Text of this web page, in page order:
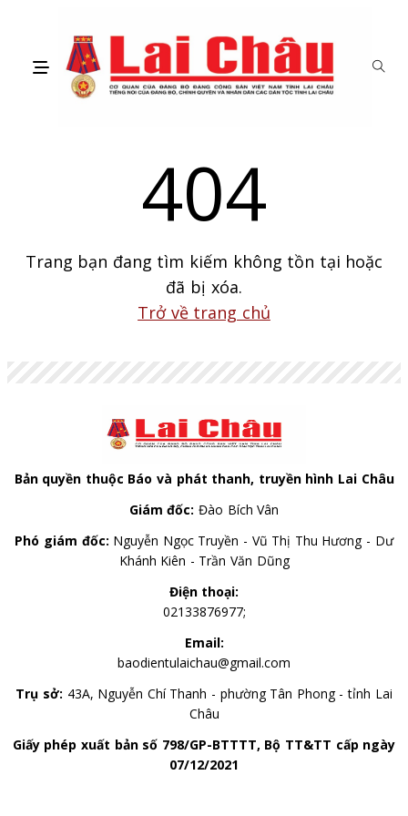
404
Trang bạn đang tìm kiếm không tồn tại hoặc
đã bị xóa.
Trở về trang chủ
Bản quyền thuộc Báo và phát thanh, truyền hình Lai Châu
Giám đốc: Đào Bích Vân
Phó giám đốc: Nguyễn Ngọc Truyền - Vũ Thị Thu Hương - Dư
Khánh Kiên - Trần Văn Dũng
Điện thoại:
02133876977;
Email:
baodientulaichau@gmail.com
Trụ sở: 43A, Nguyễn Chí Thanh - phường Tân Phong - tỉnh Lai
Châu
Giấy phép xuất bản số 798/GP-BTTTT, Bộ TT&TT cấp ngày
07/12/2021